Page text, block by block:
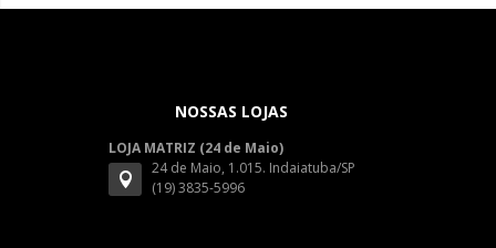
NOSSAS LOJAS
LOJA MATRIZ (24 de Maio)
24 de Maio, 1.015. Indaiatuba/SP
(19) 3835-5996